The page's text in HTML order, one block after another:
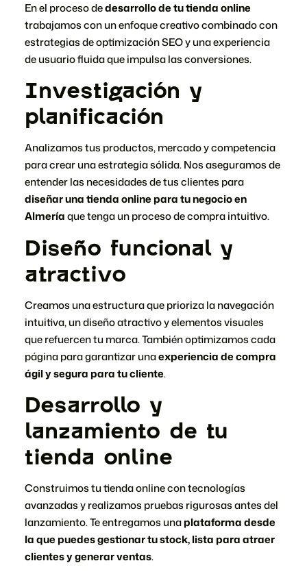
En el proceso dedesarrollo de tu tienda online
trabajamos con un enfoque creativo combinado con
estrategias de optimización SEO y una experiencia
de usuario fluida que impulsa las conversiones.
Investigación y
planificación
Analizamos tus productos, mercado y competencia
para crear una estrategia sólida. Nos aseguramos de
entender las necesidades de tus clientes para
diseñar una tienda online para tu negocio en
Almeríaque tenga un proceso de compra intuitivo.
Diseño funcional y
atractivo
Creamos una estructura que prioriza la navegación
intuitiva, un diseño atractivo y elementos visuales
que refuercen tu marca. También optimizamos cada
página para garantizar unaexperiencia de compra
ágil y segura para tu cliente.
Desarrollo y
lanzamiento de tu
tienda online
Construimos tu tienda online con tecnologías
avanzadas y realizamos pruebas rigurosas antes del
lanzamiento. Te entregamos unaplataforma desde
la que puedes gestionar tu stock, lista para atraer
clientes y generar ventas.